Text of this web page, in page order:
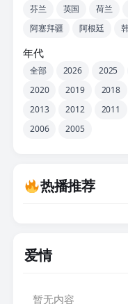
芬兰
英国 荷兰
阿塞拜疆
阿根廷
年代
全部 2026 2025
2020
2019 2018
2013
2012 2011
2006
2005
热播推荐
爱情
暂无内容